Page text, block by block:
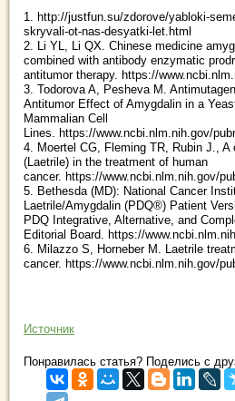
1. http://justfun.su/zdorove/yabloki-
skryvali-ot-nas-desyatki-let.html
2. Li YL, Li QX. Chinese medicine
combined with antibody enzymatic
antitumor therapy. https://
3. Todorova A, Pesheva M.
Antitumor Effect of Amygdalin in a
Mammalian Cell
Lines. https://www.ncbi.nlm.nih.gov/
4. Moertel CG, Fleming TR, Rubin J.,
(Laetrile) in the treatment of human
cancer. https://www.ncbi.nlm.nih.gov/
5. Bethesda (MD): National Cancer
Laetrile/Amygdalin (PDQ®) Patient
PDQ Integrative, Alternative, and
Editorial Board. https://
6. Milazzo S, Horneber M. Laetrile
cancer. https://www.ncbi.nlm.nih.gov/
Источник
Понравилась статья? Поделись с